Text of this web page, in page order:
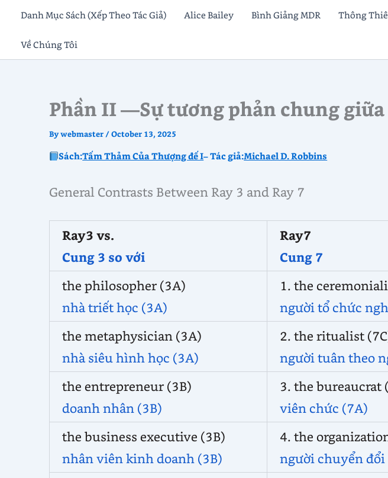
Skip
content
Danh Mục Sách (Xếp Theo Tác Giả) Alice Bailey Bình Giảng MDR Thông
Về Chúng Tôi
Phần II —Sự tương phản chung giữa
Bywebmaster /October 13, 2025
Sách:Tấm Thảm Của Thượng đế I– Tác giả:Michael D. Robbins
General Contrasts Between Ray 3 and Ray 7
Ray3 vs.
Cung 3 so với
Ray7
Cung 7
the philosopher (3A)
nhà triết học (3A)
1. the
người tổ chức
the metaphysician (3A)
nhà siêu hình học (3A)
2. the ritualist
người tuân theo
the entrepreneur (3B)
doanh nhân (3B)
3. the bureaucrat
viên chức (7A)
the business executive (3B)
nhân viên kinh doanh (3B)
4. the
người chuyển đổi